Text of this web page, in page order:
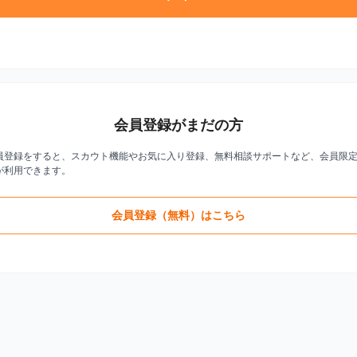
会員登録がまだの方
登録をすると、スカウト機能やお気に入り登録、無料相談サポートなど、会員限
利用できます。
会員登録（無料）はこちら